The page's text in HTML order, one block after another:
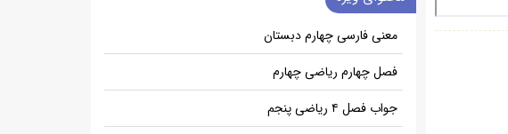
معنی فارسی چهارم دبستان
فصل چهارم ریاضی چهارم
جواب فصل ۴ ریاضی پنجم